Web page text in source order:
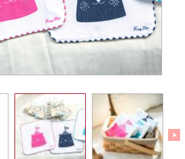
今治認證
關於Orunet
回到犬印本舖